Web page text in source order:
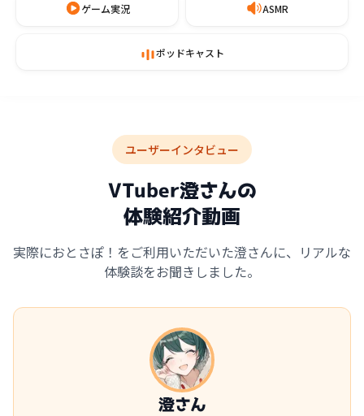
ゲーム実況 ASMR
ポッドキャスト
ユーザーインタビュー
VTuber澄さんの
体験紹介動画
実際におとさぽ！をご利用いただいた澄さんに、リアルな
体験談をお聞きしました。
澄さん